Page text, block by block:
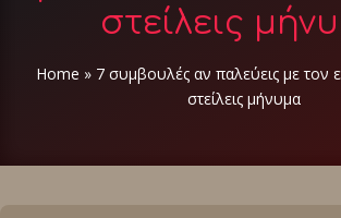
στείλεις
Home » 7 συμβουλές αν παλεύεις με τον
στείλεις μήνυμα